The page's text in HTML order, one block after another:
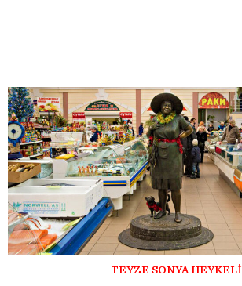
TEYZE SONYA HEYKELİ